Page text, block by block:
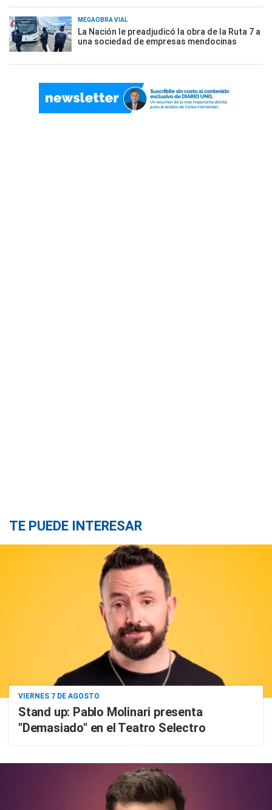
MEGAOBRA VIAL
La Nación le preadjudicó la obra de la Ruta 7 a
una sociedad de empresas mendocinas
TE PUEDE INTERESAR
VIERNES 7 DE AGOSTO
Stand up: Pablo Molinari presenta
"Demasiado" en el Teatro Selectro